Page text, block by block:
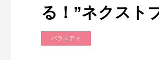
る！”ネクスト
バラエティ